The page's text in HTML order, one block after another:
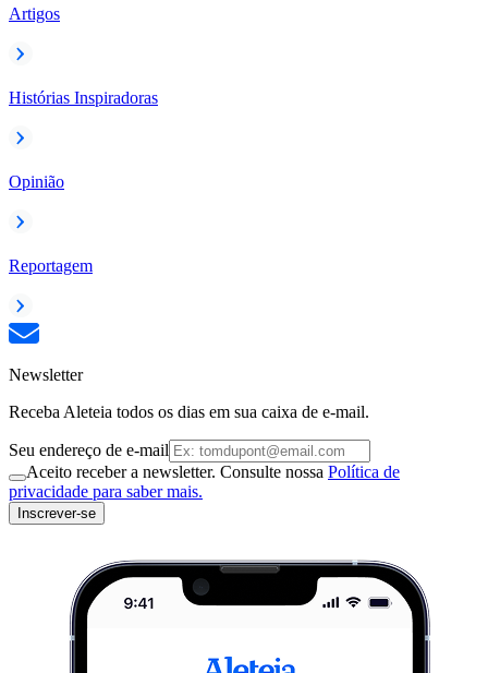
Artigos
Histórias Inspiradoras
Opinião
Reportagem
Newsletter
Receba Aleteia todos os dias em sua caixa de e-mail.
Seu endereço de e-mail
Aceito receber a newsletter. Consulte nossa Política de
privacidade para saber mais.
Inscrever-se